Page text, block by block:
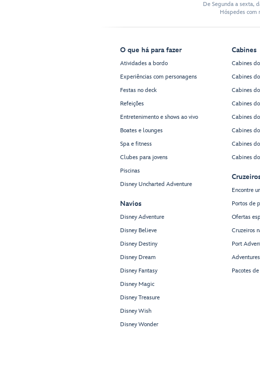
De Segunda a sexta,
Hóspedes com
O que há para fazer
Atividades a bordo
Experiências com personagens
Festas no deck
Refeições
Entretenimento e shows ao vivo
Boates e lounges
Spa e fitness
Clubes para jovens
Piscinas
Disney Uncharted Adventure
Navios
Disney Adventure
Disney Believe
Disney Destiny
Disney Dream
Disney Fantasy
Disney Magic
Disney Treasure
Disney Wish
Disney Wonder
Cabines
Cabines
Cabines
Cabines
Cabines
Cabines
Cabines
Cabines
Cabines
Encontre
Portos de
Ofertas
Cruzeiros
Port
Pacotes